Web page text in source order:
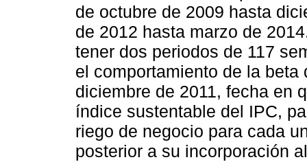
de octubre de 2009 hasta
de 2012 hasta marzo de
tener dos periodos de 117
el comportamiento de la
diciembre de 2011, fecha en
índice sustentable del IPC,
riego de negocio para cada
posterior a su incorporación